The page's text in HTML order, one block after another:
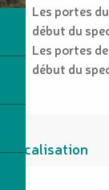
Les portes
début du
Les portes
début du
Localisation